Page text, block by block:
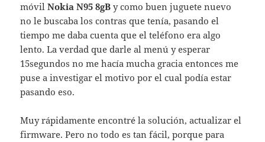
móvilNokia N95 8gBy como buen juguete nuevo
no le buscaba los contras que tenía, pasando el
tiempo me daba cuenta que el teléfono era algo
lento. La verdad que darle al menú y esperar
15segundos no me hacía mucha gracia entonces me
puse a investigar el motivo por el cual podía estar
pasando eso.
Muy rápidamente encontré la solución, actualizar el
firmware. Pero no todo es tan fácil, porque para